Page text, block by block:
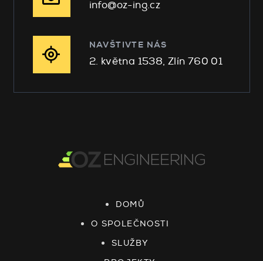
info@oz-ing.cz
NAVŠTIVTE NÁS
2. května 1538, Zlín 760 01
DOMŮ
O SPOLEČNOSTI
SLUŽBY